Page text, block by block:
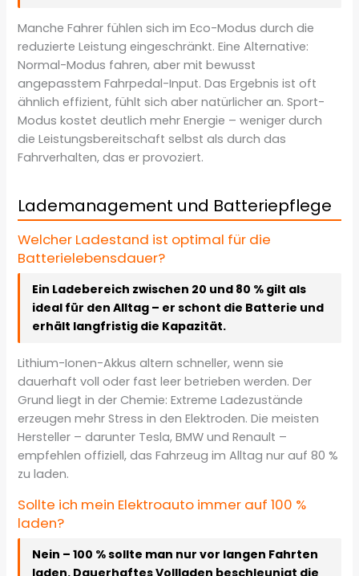
Manche Fahrer fühlen sich im Eco-Modus durch die
reduzierte Leistung eingeschränkt. Eine Alternative:
Normal-Modus fahren, aber mit bewusst
angepasstem Fahrpedal-Input. Das Ergebnis ist oft
ähnlich effizient, fühlt sich aber natürlicher an. Sport-
Modus kostet deutlich mehr Energie – weniger durch
die Leistungsbereitschaft selbst als durch das
Fahrverhalten, das er provoziert.
Lademanagement und Batteriepflege
Welcher Ladestand ist optimal für die
Batterielebensdauer?
Ein Ladebereich zwischen 20 und 80 % gilt als
ideal für den Alltag – er schont die Batterie und
erhält langfristig die Kapazität.
Lithium-Ionen-Akkus altern schneller, wenn sie
dauerhaft voll oder fast leer betrieben werden. Der
Grund liegt in der Chemie: Extreme Ladezustände
erzeugen mehr Stress in den Elektroden. Die meisten
Hersteller – darunter Tesla, BMW und Renault –
empfehlen offiziell, das Fahrzeug im Alltag nur auf 80 %
zu laden.
Sollte ich mein Elektroauto immer auf 100 %
laden?
Nein – 100 % sollte man nur vor langen Fahrten